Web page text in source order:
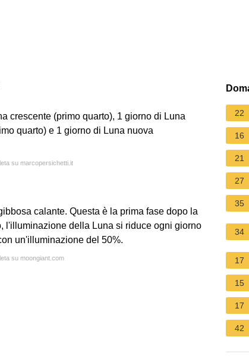
crescente (primo quarto), 1 giorno di Luna
quarto) e 1 giorno di Luna nuova
su marcopersichetti.it
calante. Questa è la prima fase dopo la
l'illuminazione della Luna si riduce ogni giorno
un'illuminazione del 50%.
su moongiant.com
22
16
21
27
35
34
17
15
17
42